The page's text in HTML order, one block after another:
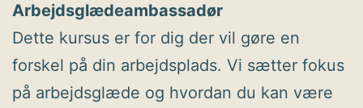
Arbejdsglædeambassadør
Dette kursus er for dig der vil gøre en
forskel på din arbejdsplads. Vi sætter fokus
på arbejdsglæde og hvordan du kan være